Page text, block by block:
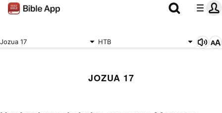
Jozua 17 HTB
JOZUA 17